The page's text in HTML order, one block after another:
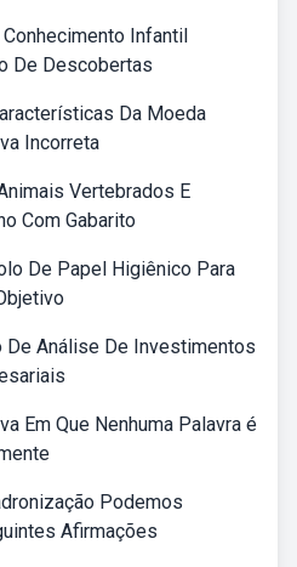
Infantil
De Descobertas
Da Moeda
Incorreta
Vertebrados E
Com Gabarito
De Papel Higiênico Para
Análise De Investimentos
Em Que Nenhuma Palavra é
Podemos
Afirmações